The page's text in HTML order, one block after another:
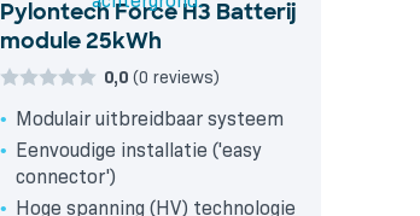
Pylontech Force H3 Batterij
module 25kWh
0,0(0 reviews)
Modulair uitbreidbaar systeem
Eenvoudige installatie ('easy
connector')
Hoge spanning (HV) technologie